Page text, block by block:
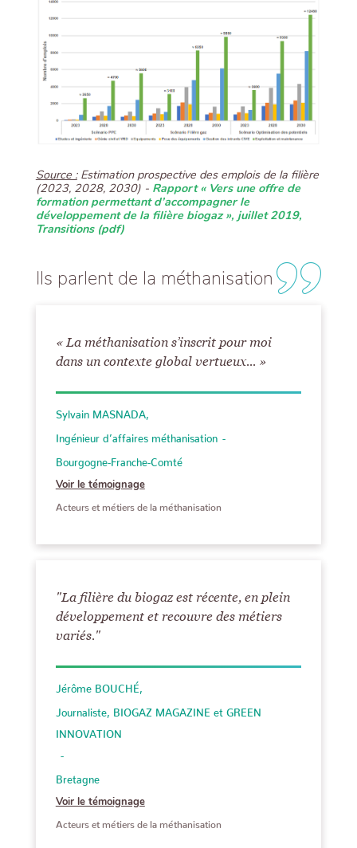
Source :Estimation prospective des emplois de la filière
(2023, 2028, 2030) - Rapport « Vers une offre de
formation permettant d’accompagner le
développement de la filière biogaz », juillet 2019,
Transitions (pdf)
Ils parlent de la méthanisation
« La méthanisation s’inscrit pour moi
dans un contexte global vertueux... »
Sylvain MASNADA
Ingénieur d’affaires méthanisation
Bourgogne-Franche-Comté
Voir le témoignage
Acteurs et métiers de la méthanisation
"La filière du biogaz est récente, en plein
développement et recouvre des métiers
variés."
Jérôme BOUCHÉ
Journaliste, BIOGAZ MAGAZINE et GREEN
INNOVATION
Bretagne
Voir le témoignage
Acteurs et métiers de la méthanisation